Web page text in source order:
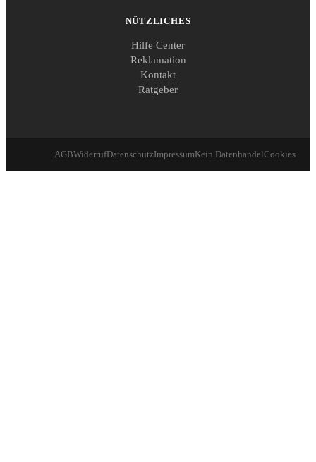
NÜTZLICHES
Hilfe Center
Reklamation
Kontakt
Ratgeber
AGBWiderrufDatenschutzImpressumKein DatenhandelCookies